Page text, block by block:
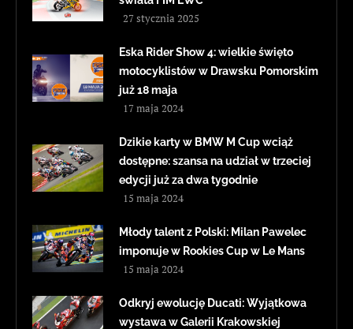
27 stycznia 2025
Eska Rider Show 4: wielkie święto
motocyklistów w Drawsku Pomorskim
już 18 maja
17 maja 2024
Dzikie karty w BMW M Cup wciąż
dostępne: szansa na udział w trzeciej
edycji już za dwa tygodnie
15 maja 2024
Młody talent z Polski: Milan Pawelec
imponuje w Rookies Cup w Le Mans
15 maja 2024
Odkryj ewolucję Ducati: Wyjątkowa
wystawa w Galerii Krakowskiej